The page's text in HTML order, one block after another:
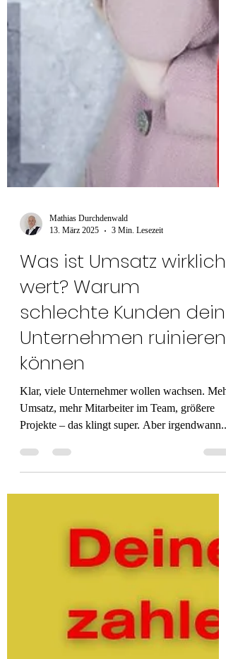
Mathias Durchdenwald
13. März 2025
Was ist Umsatz wirklich
wert? Warum
schlechte Kunden dein
Unternehmen ruinieren
Klar, viele Unternehmer wollen wachsen. Mehr
Umsatz, mehr Mitarbeiter im Team, größere
Projekte – das klingt super. Aber irgendwann...